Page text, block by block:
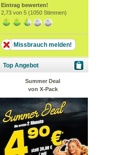
Eintrag bewerten!
2,73 von 5 (1050 Stimmen)
Missbrauch melden!
Top Angebot
Summer Deal
von X-Pack